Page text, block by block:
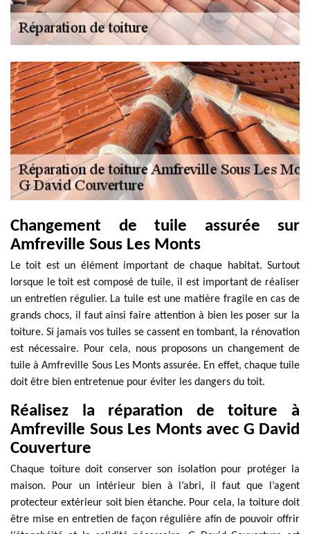
Changement de tuile assurée sur
Amfreville Sous Les Monts
Le toit est un élément important de chaque habitat. Surtout
lorsque le toit est composé de tuile, il est important de réaliser
un entretien régulier. La tuile est une matière fragile en cas de
grands chocs, il faut ainsi faire attention à bien les poser sur la
toiture. Si jamais vos tuiles se cassent en tombant, la rénovation
est nécessaire. Pour cela, nous proposons un changement de
tuile à Amfreville Sous Les Monts assurée. En effet, chaque tuile
doit être bien entretenue pour éviter les dangers du toit.
Réalisez la réparation de toiture à
Amfreville Sous Les Monts avec G David
Couverture
Chaque toiture doit conserver son isolation pour protéger la
maison. Pour un intérieur bien à l’abri, il faut que l’agent
protecteur extérieur soit bien étanche. Pour cela, la toiture doit
être mise en entretien de façon régulière afin de pouvoir offrir